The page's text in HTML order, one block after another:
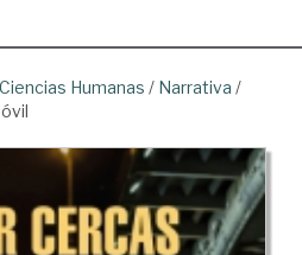
Humanas / Narrativa /